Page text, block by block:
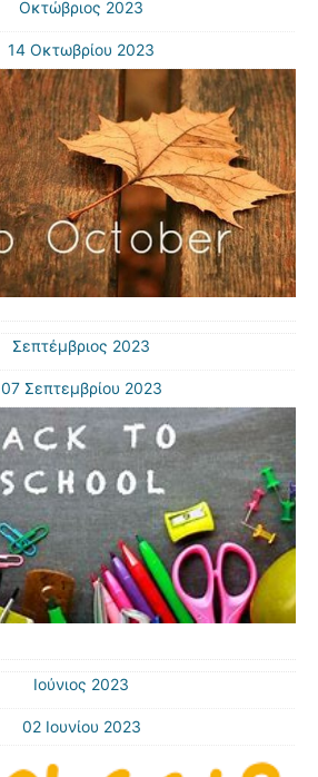
Οκτώβριος 2023
14 Οκτωβρίου 2023
Σεπτέμβριος 2023
07 Σεπτεμβρίου 2023
Ιούνιος 2023
02 Ιουνίου 2023